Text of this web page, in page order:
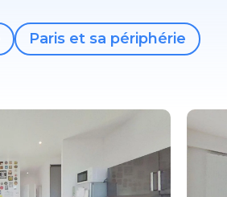
Paris et sa périphérie